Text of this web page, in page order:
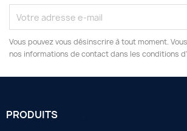
Vous pouvez vous désinscrire à tout moment.
nos informations de contact dans les conditions
PRODUITS